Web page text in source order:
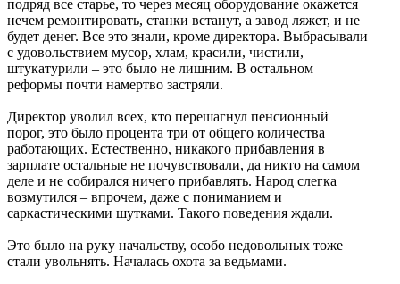
подряд все старье, то через месяц оборудование окажется
нечем ремонтировать, станки встанут, а завод ляжет, и не
будет денег. Все это знали, кроме директора. Выбрасывали
с удовольствием мусор, хлам, красили, чистили,
штукатурили – это было не лишним. В остальном
реформы почти намертво застряли.
Директор уволил всех, кто перешагнул пенсионный
порог, это было процента три от общего количества
работающих. Естественно, никакого прибавления в
зарплате остальные не почувствовали, да никто на самом
деле и не собирался ничего прибавлять. Народ слегка
возмутился – впрочем, даже с пониманием и
саркастическими шутками. Такого поведения ждали.
Это было на руку начальству, особо недовольных тоже
стали увольнять. Началась охота за ведьмами.